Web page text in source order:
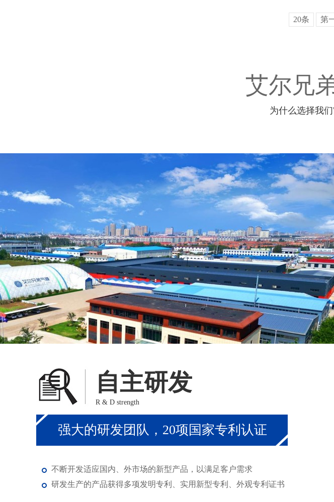
20条 第
艾尔兄
为什么选择我
自主研发
R & D strength
强大的研发团队，20项国家专利认证
不断开发适应国内、外市场的新型产品，以满足客户需求
研发生产的产品获得多项发明专利、实用新型专利、外观专利证书